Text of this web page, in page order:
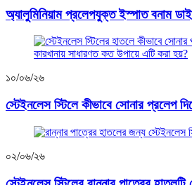
অ্যালুমিনিয়াম প্রলেপযুক্ত ইস্পাত বনাম
১০/০৬/২৬
স্টেইনলেস স্টিলে কীভাবে সোনার প্রলেপ
০২/০৬/২৬